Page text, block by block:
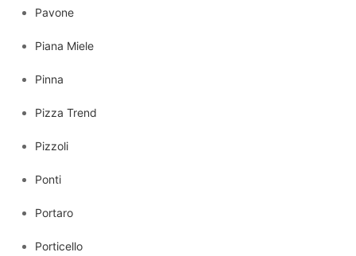
Pavone
Piana Miele
Pinna
Pizza Trend
Pizzoli
Ponti
Portaro
Porticello